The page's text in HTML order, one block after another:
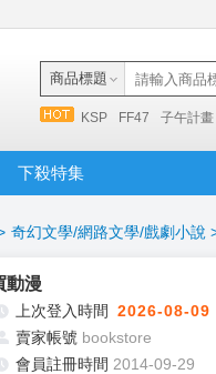
商品標題
KSP FF47 子午計畫
下殺特集
奇幻文學/網路文學/戲劇小說
動漫
上次登入時間 2026-08-09
賣家帳號 bookstore
會員註冊時間 2014-09-29